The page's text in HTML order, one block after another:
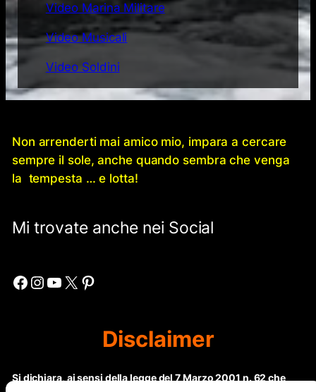
Video Marina Militare
Video Musicali
Video Soldini
Non arrenderti mai amico mio, impara a cercare
sempre il sole, anche quando sembra che venga
la tempesta … e lotta!
Mi trovate anche nei Social
Facebook Instagram YouTube X Pinterest
Disclaimer
Si dichiara, ai sensi della legge del 7 Marzo 2001 n. 62 che